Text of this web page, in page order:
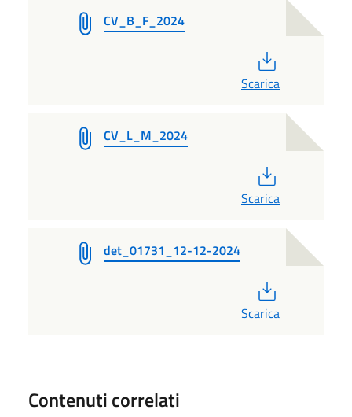
CV_B_F_2024
Scarica
CV_L_M_2024
Scarica
det_01731_12-12-2024
Scarica
Contenuti correlati